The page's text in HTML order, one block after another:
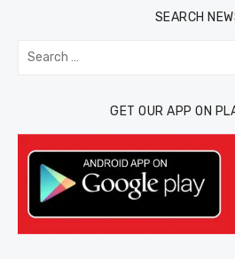
SEARCH
Search
for:
GET OUR APP ON